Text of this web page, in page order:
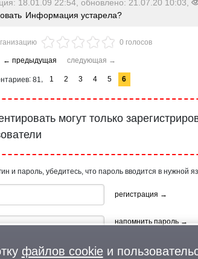
18.01.09 22:54, обновлено: 21.07.20 10:03,
Информация устарела?
0 голосов
81 1 2 3 4 5 6
могут только
и пароль, убедитесь, что пароль вводится в нужной
регистрация →
напомнить пароль →
файлов cookieи